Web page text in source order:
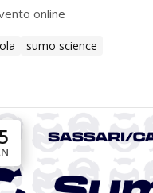
online
sumo science